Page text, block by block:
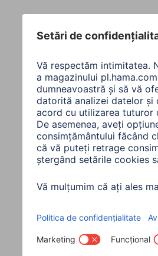
Toate
Sortare: Tip de
Capacitate
Vizualizare toate